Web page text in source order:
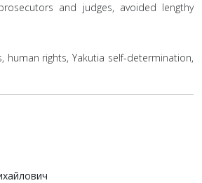
and judges, avoided lengthy
human rights, Yakutia self-determination,